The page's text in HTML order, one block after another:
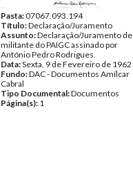
Pasta:07067.093.194
Título:Declaração/Juramento
Assunto:Declaração/Juramento de
militante do PAIGC assinado por
António Pedro Rodrigues.
Data:Sexta, 9 de Fevereiro de 1962
Fundo:DAC - Documentos Amílcar
Cabral
Tipo Documental:Documentos
Página(s): 1